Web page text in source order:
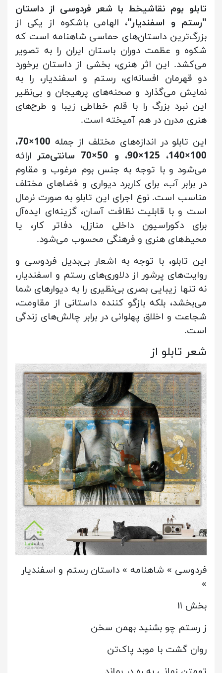
تابلو بوم نقاشیخط با شعر فردوسی از داستان
"رستم و اسفندیار"، الهامی باشکوه از یکی از
بزرگ‌ترین داستان‌های حماسی شاهنامه است که
شکوه و عظمت دوران باستان ایران را به تصویر
می‌کشد. این اثر هنری، بخشی از داستان برخورد
دو قهرمان افسانه‌ای، رستم و اسفندیار، را به
نمایش می‌گذارد و صحنه‌های پرهیجان و بی‌نظیر
این نبرد بزرگ را با قلم خطاطی زیبا و طرح‌های
هنری مدرن در هم آمیخته است.
این تابلو در اندازه‌های مختلف از جمله
100×70،
100×140، 125×90، و 50×70 سانتی‌متر
ارائه
می‌شود و با توجه به جنس بوم مرغوب و مقاوم
در برابر آب، برای کاربرد دیواری و فضاهای مختلف
مناسب است. نوع اجرای این تابلو به صورت نرمال
است و با قابلیت نظافت آسان، گزینه‌ای ایده‌آل
برای دکوراسیون داخلی منازل، دفاتر کار، یا
محیط‌های هنری و فرهنگی محسوب می‌شود.
این تابلو، با توجه به اشعار بی‌بدیل فردوسی و
روایت‌های پرشور از دلاوری‌های رستم و اسفندیار،
نه تنها زیبایی بصری بی‌نظیری را به دیوارهای شما
می‌بخشد، بلکه بازگو کننده داستانی از مقاومت،
شجاعت و اخلاق پهلوانی در برابر چالش‌های زندگی
است.
شعر تابلو از
فردوسی » شاهنامه » داستان رستم و اسفندیار
»
بخش ۱۱
ز رستم چو بشنید بهمن سخن
روان گشت با موبد پاک‌تن